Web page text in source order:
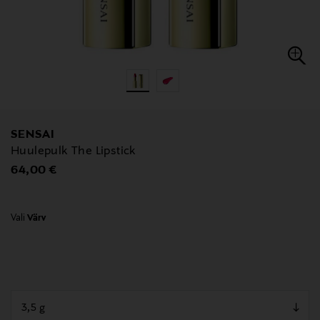
SENSAI
Huulepulk The Lipstick
Original Price
64,00 €
Vali Värv
null